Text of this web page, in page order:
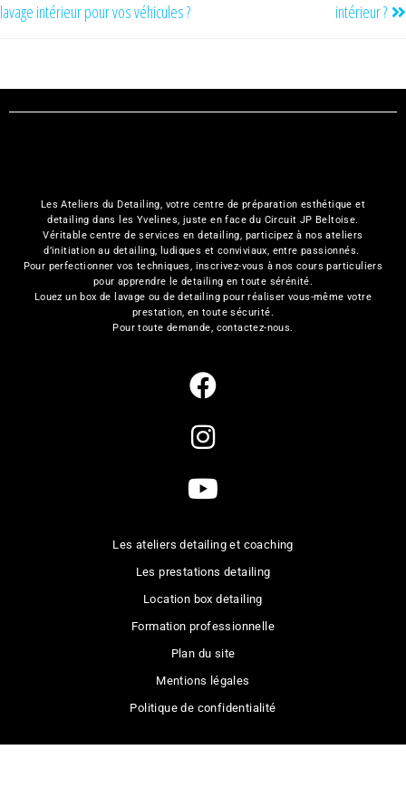
lavage intérieur pour vos véhicules ?
intérieur ?
Les Ateliers du Detailing, votrecentre de préparation esthétique et
detailing dans les Yvelines, juste en face du Circuit JP Beltoise.
Véritable centre de services en detailing, participez à nosateliers
d’initiation au detailing, ludiques et conviviaux, entre passionnés.
Pour perfectionner vos techniques, inscrivez-vous à nos cours particuliers
pour apprendre le detailing en toute sérénité.
Louez un box de lavage ou de detailing pour réaliser vous-même votre
prestation, en toute sécurité.
Pour toute demande, contactez-nous.
Les ateliers detailing et coaching
Les prestations detailing
Location box detailing
Formation professionnelle
Plan du site
Mentions légales
Politique de confidentialité